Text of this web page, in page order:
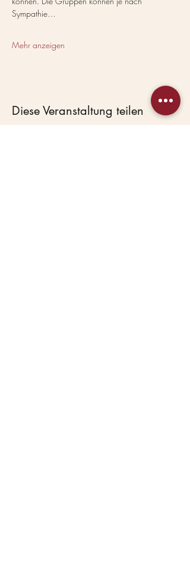
Sympathie…
Mehr anzeigen
Diese Veranstaltung teilen